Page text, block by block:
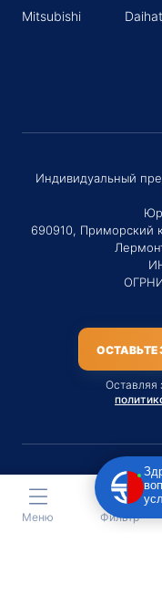
Mitsubishi
Индивидуальный
690910, Приморский
ОСТАВЬТЕ
Оставляя
Материалы данного
только на услугу
Меню Фильтр